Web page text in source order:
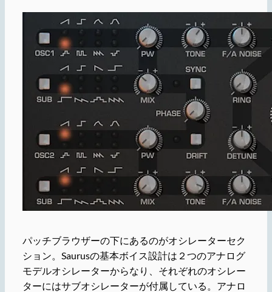
パッチブラウザーの下にあるのがオシレーターセク
ション。Saurusの基本ボイス設計は２つのアナログ
モデルオシレーターからなり、それぞれのオシレー
ターにはサブオシレーターが付属している。アナロ